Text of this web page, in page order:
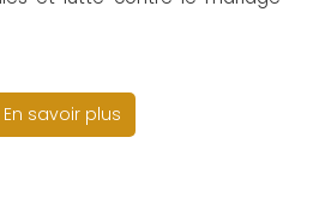
En savoir plus